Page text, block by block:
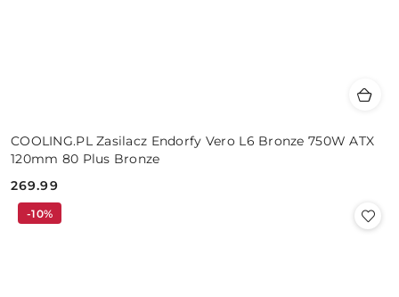
COOLING.PL Zasilacz Endorfy Vero L6 Bronze 750W ATX
120mm 80 Plus Bronze
Cena:
269.99
-10%